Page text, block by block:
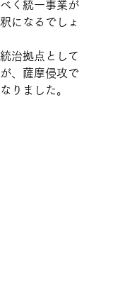
く統一事業が
になるでしょ
治拠点として
、薩摩侵攻で
りました。